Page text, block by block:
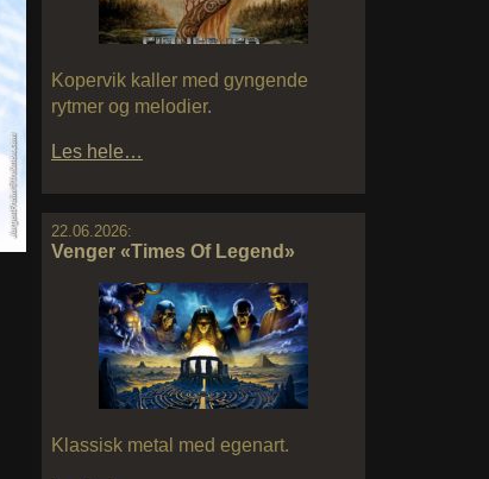
Kopervik kaller med gyngende
rytmer og melodier.
Les hele…
22.06.2026:
Venger «Times Of Legend»
Klassisk metal med egenart.